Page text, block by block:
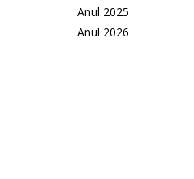
Anul 2025
Anul 2026